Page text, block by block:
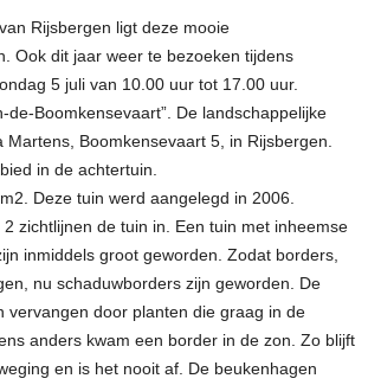
Rijsbergen ligt deze mooie
Ook dit jaar weer te bezoeken tijdens
5 juli van 10.00 uur tot 17.00 uur.
de-Boomkensevaart”. De landschappelijke
Martens, Boomkensevaart 5, in Rijsbergen.
in de achtertuin.
Deze tuin werd aangelegd in 2006.
zichtlijnen de tuin in. Een tuin met inheemse
inmiddels groot geworden. Zodat borders,
nu schaduwborders zijn geworden. De
vervangen door planten die graag in de
anders kwam een border in de zon. Zo blijft
en is het nooit af. De beukenhagen